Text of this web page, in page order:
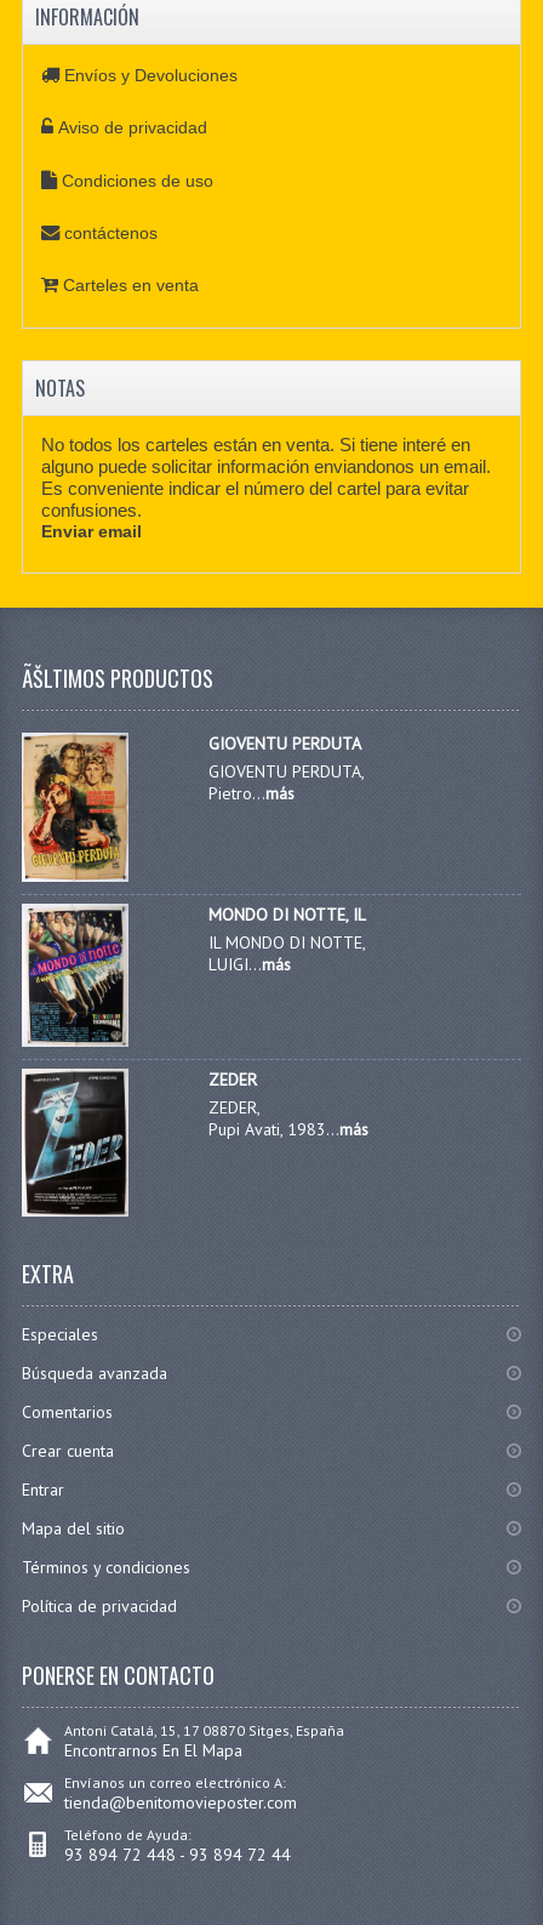
INFORMACIÓN
Envíos y Devoluciones
Aviso de privacidad
Condiciones de uso
contáctenos
Carteles en venta
NOTAS
No todos los carteles están en venta. Si tiene interé en
alguno puede solicitar información enviandonos un email.
Es conveniente indicar el número del cartel para evitar
confusiones.
Enviar email
ÃŠLTIMOS PRODUCTOS
GIOVENTU PERDUTA
GIOVENTU PERDUTA,
Pietro...más
MONDO DI NOTTE, IL
IL MONDO DI NOTTE,
LUIGI...más
ZEDER
ZEDER,
Pupi Avati, 1983...más
EXTRA
Especiales
Búsqueda avanzada
Comentarios
Crear cuenta
Entrar
Mapa del sitio
Términos y condiciones
Política de privacidad
PONERSE EN CONTACTO
Antoni Catalá, 15, 17 08870 Sitges, España
Encontrarnos En El Mapa
Envíanos un correo electrónico A:
tienda@benitomovieposter.com
Teléfono de Ayuda:
93 894 72 448 - 93 894 72 44